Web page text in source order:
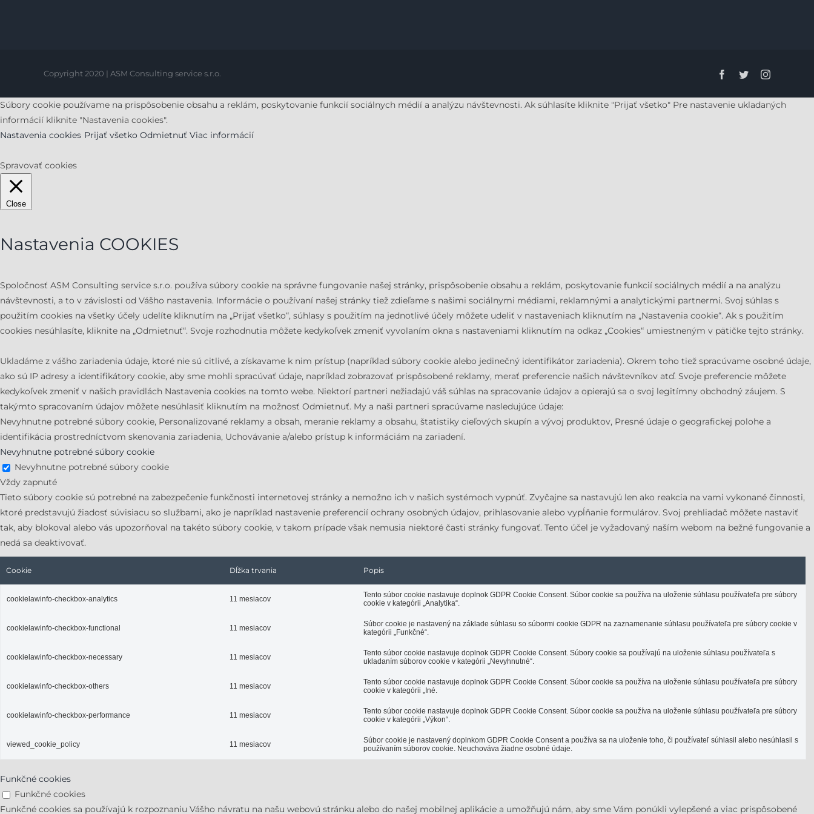
Copyright 2020 | ASM Consulting service s.r.o. Facebook
TwitterInstagram
Súbory cookie používame na prispôsobenie obsahu a reklám, poskytovanie funkcií sociálnych médií a analýzu návštevnosti. Ak súhlasíte kliknite "Prijať všetko" Pre nastavenie ukladaných
informácií kliknite "Nastavenia cookies".
Nastavenia cookies Prijať všetko Odmietnuť Viac informácií
Spravovať cookies
Close
Nastavenia COOKIES
Spoločnosť ASM Consulting service s.r.o. používa súbory cookie na správne fungovanie našej stránky, prispôsobenie obsahu a reklám, poskytovanie funkcií sociálnych médií a na analýzu
návštevnosti, a to v závislosti od Vášho nastavenia. Informácie o používaní našej stránky tiež zdieľame s našimi sociálnymi médiami, reklamnými a analytickými partnermi. Svoj súhlas s
použitím cookies na všetky účely udelíte kliknutím na „Prijať všetko“, súhlasy s použitím na jednotlivé účely môžete udeliť v nastaveniach kliknutím na „Nastavenia cookie“. Ak s použitím
cookies nesúhlasíte, kliknite na „Odmietnuť“. Svoje rozhodnutia môžete kedykoľvek zmeniť vyvolaním okna s nastaveniami kliknutím na odkaz „Cookies“ umiestneným v pätičke tejto stránky.
Ukladáme z vášho zariadenia údaje, ktoré nie sú citlivé, a získavame k nim prístup (napríklad súbory cookie alebo jedinečný identifikátor zariadenia). Okrem toho tiež spracúvame osobné údaje,
ako sú IP adresy a identifikátory cookie, aby sme mohli spracúvať údaje, napríklad zobrazovať prispôsobené reklamy, merať preferencie našich návštevníkov atď. Svoje preferencie môžete
kedykoľvek zmeniť v našich pravidlách Nastavenia cookies na tomto webe. Niektorí partneri nežiadajú váš súhlas na spracovanie údajov a opierajú sa o svoj legitímny obchodný záujem. S
takýmto spracovaním údajov môžete nesúhlasiť kliknutím na možnosť Odmietnuť. My a naši partneri spracúvame nasledujúce údaje:
Nevyhnutne potrebné súbory cookie, Personalizované reklamy a obsah, meranie reklamy a obsahu, štatistiky cieľových skupín a vývoj produktov, Presné údaje o geografickej polohe a
identifikácia prostredníctvom skenovania zariadenia, Uchovávanie a/alebo prístup k informáciám na zariadení.
Nevyhnutne potrebné súbory cookie
Nevyhnutne potrebné súbory cookie
Vždy zapnuté
Tieto súbory cookie sú potrebné na zabezpečenie funkčnosti internetovej stránky a nemožno ich v našich systémoch vypnúť. Zvyčajne sa nastavujú len ako reakcia na vami vykonané činnosti,
ktoré predstavujú žiadosť súvisiacu so službami, ako je napríklad nastavenie preferencií ochrany osobných údajov, prihlasovanie alebo vypĺňanie formulárov. Svoj prehliadač môžete nastaviť
tak, aby blokoval alebo vás upozorňoval na takéto súbory cookie, v takom prípade však nemusia niektoré časti stránky fungovať. Tento účel je vyžadovaný naším webom na bežné fungovanie a
nedá sa deaktivovať.
Cookie Dĺžka trvania Popis
cookielawinfo-checkbox-analytics 11 mesiacov
Tento súbor cookie nastavuje doplnok GDPR Cookie Consent. Súbor cookie sa používa na uloženie súhlasu používateľa pre súbory
cookie v kategórii „Analytika“.
cookielawinfo-checkbox-functional 11 mesiacov
Súbor cookie je nastavený na základe súhlasu so súbormi cookie GDPR na zaznamenanie súhlasu používateľa pre súbory cookie v
kategórii „Funkčné“.
cookielawinfo-checkbox-necessary 11 mesiacov Tento súbor cookie nastavuje doplnok GDPR Cookie Consent. Súbory cookie sa používajú na uloženie súhlasu používateľa s
ukladaním súborov cookie v kategórii „Nevyhnutné“.
cookielawinfo-checkbox-others 11 mesiacov Tento súbor cookie nastavuje doplnok GDPR Cookie Consent. Súbor cookie sa používa na uloženie súhlasu používateľa pre súbory
cookie v kategórii „Iné.
cookielawinfo-checkbox-performance 11 mesiacov Tento súbor cookie nastavuje doplnok GDPR Cookie Consent. Súbor cookie sa používa na uloženie súhlasu používateľa pre súbory
cookie v kategórii „Výkon“.
viewed_cookie_policy 11 mesiacov
Súbor cookie je nastavený doplnkom GDPR Cookie Consent a používa sa na uloženie toho, či používateľ súhlasil alebo nesúhlasil s
používaním súborov cookie. Neuchováva žiadne osobné údaje.
Funkčné cookies
Funkčné cookies
Funkčné cookies sa používajú k rozpoznaniu Vášho návratu na našu webovú stránku alebo do našej mobilnej aplikácie a umožňujú nám, aby sme Vám ponúkli vylepšené a viac prispôsobené